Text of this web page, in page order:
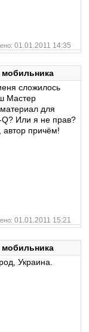
01.01.2011 14:35
мобильника
сложилось
Мастер
для
Q? Или я не прав?
причём!
01.01.2011 15:21
мобильника
Украина.